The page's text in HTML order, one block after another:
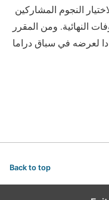
النجوم المشاركين
النهائية. ومن المقرر
لعرضه في سباق دراما
Back to top